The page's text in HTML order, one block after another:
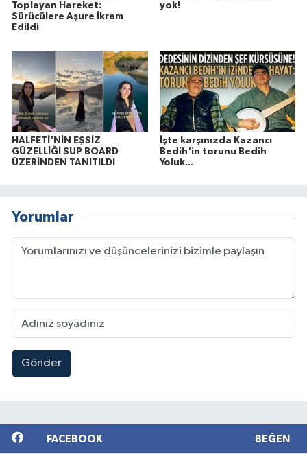
Toplayan Hareket:
Sürücülere Aşure İkram
Edildi
yok!
HALFETİ'NİN EŞSİZ
GÜZELLİĞİ SUP BOARD
ÜZERİNDEN TANITILDI
İşte karşınızda Kazancı
Bedih'in torunu Bedih
Yoluk...
Yorumlar
Gönder
FACEBOOK BEĞEN